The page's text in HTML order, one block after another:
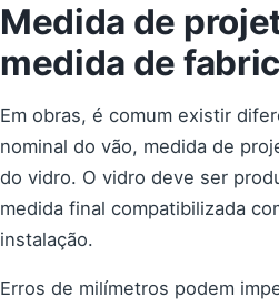
Medida de
medida de
Em obras, é comum existir
nominal do vão, medida de
do vidro. O vidro deve ser
medida final compatibilizada
instalação.
Erros de milímetros podem